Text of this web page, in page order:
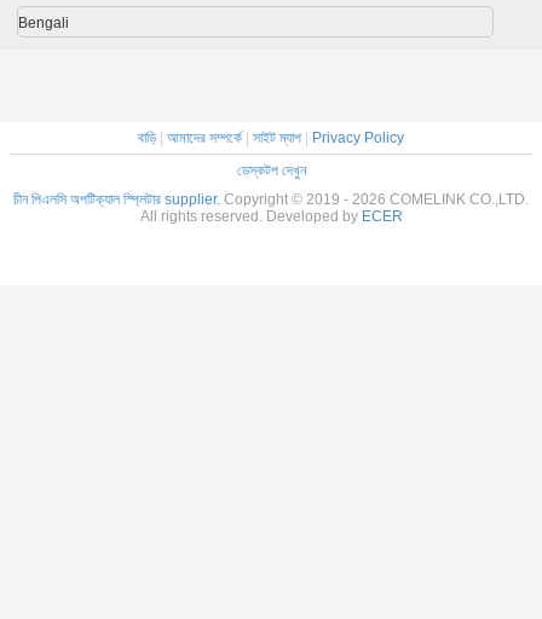
Bengali
বাড়ি| আমাদের সম্পর্কে| সাইট ম্যাপ | Privacy Policy
ডেস্কটপ দেখুন
চীন পিএলসি অপটিক্যাল স্প্লিটার supplier. Copyright © 2019 - 2026 COMELINK CO.,LTD.
All rights reserved. Developed by ECER